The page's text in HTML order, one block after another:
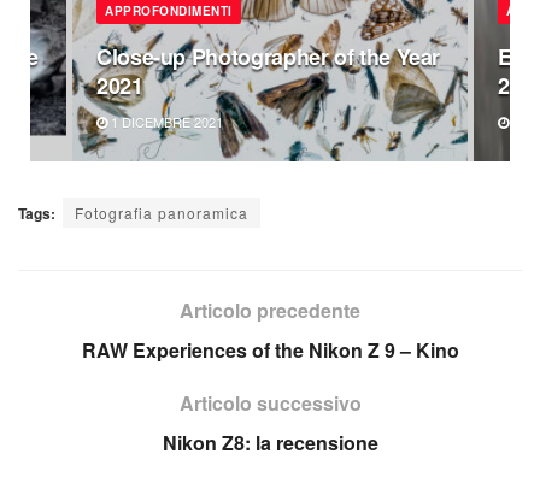
APPROFONDIMENTI
Close-up Photographer of the Year
2021
1 DICEMBRE 2021 1
Tags: Fotografia panoramica
Articolo precedente
RAW Experiences of the Nikon Z 9 – Kino
Articolo successivo
Nikon Z8: la recensione